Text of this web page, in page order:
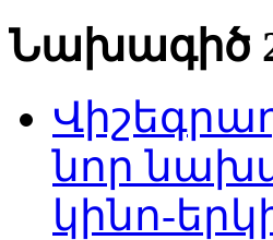
Նախագիծ
նոր
կինո-